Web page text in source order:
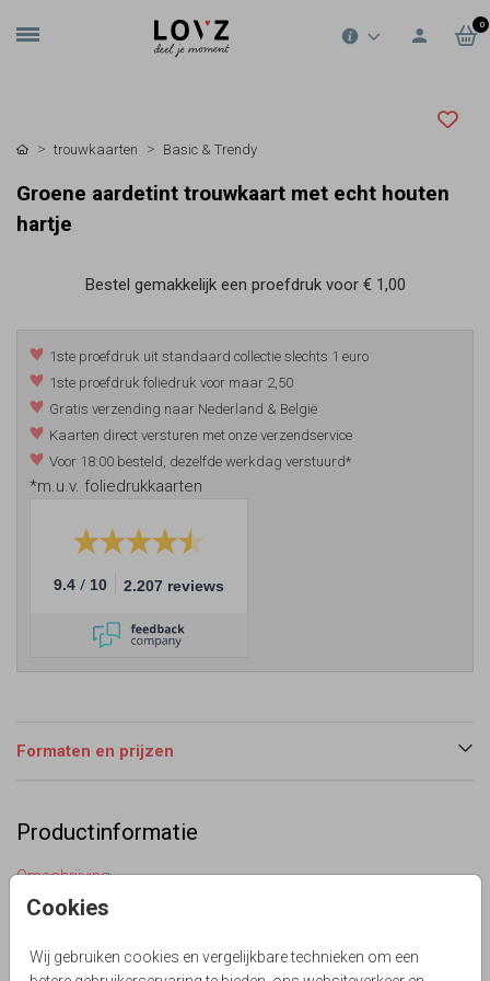
0
Cookies
Wij gebruiken cookies en vergelijkbare technieken om een
trouwkaarten Basic & Trendy
Groene aardetint trouwkaart met echt houten
hartje
Bestel gemakkelijk een proefdruk voor € 1,00
1ste proefdruk uit standaard collectie slechts 1 euro
1ste proefdruk foliedruk voor maar 2,50
Gratis verzending naar Nederland & België
Kaarten direct versturen met onze verzendservice
Voor 18:00 besteld, dezelfde werkdag verstuurd*
*m.u.v. foliedrukkaarten
9.4 / 10 2.207 reviews
Formaten en prijzen
Productinformatie
Omschrijving
LET OP: Het houten vormpje op dit kaartje wordt niet mee
zelf het échte houten vormpje plakken. Bij je proefdruk
krijg je samples van alle kleuren strikjes en houten